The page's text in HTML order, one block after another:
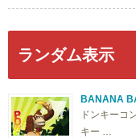
ランダム表示
BANANA
ドンキーコ
キー …